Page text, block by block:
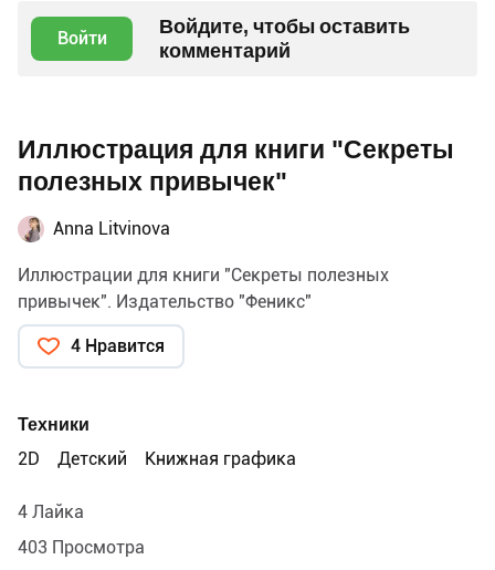
Войти
Войдите, чтобы оставить
комментарий
Иллюстрация для книги "Секреты
полезных привычек"
Anna Litvinova
Иллюстрации для книги "Секреты полезных
привычек". Издательство "Феникс"
4 Нравится
Техники
2D
Детский Книжная графика
4 Лайка
403 Просмотра